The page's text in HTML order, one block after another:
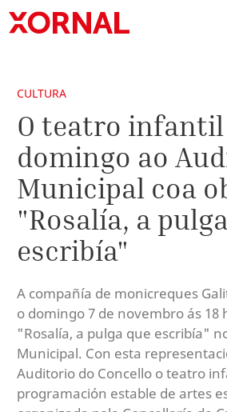
CULTURA
O teatro infantil
domingo ao
Municipal coa
"Rosalía, a
escribía"
A compañía de monicreques
o domingo 7 de novembro ás 18
"Rosalía, a pulga que escribía"
Municipal. Con esta
Auditorio do Concello o teatro
programación estable de artes